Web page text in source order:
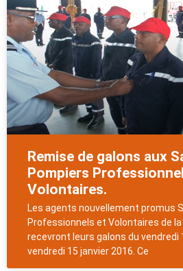
Remise de galons aux
Pompiers
Volontaires.
Les agents nouvellement promus
Professionnels et Volontaires de la
recevront leurs galons du vendredi
vendredi 15 janvier 2016. Ce